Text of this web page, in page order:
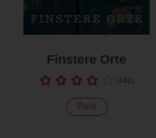
Finstere Orte
(182)
Print